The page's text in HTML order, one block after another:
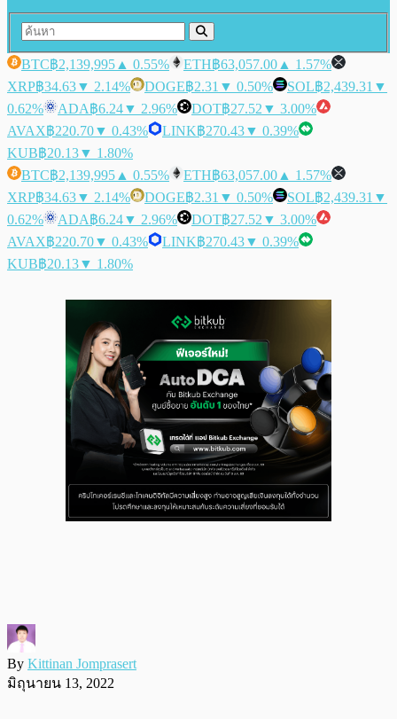
BTC฿2,139,995 ▲ 0.55% ETH฿63,057.00 ▲ 1.57%
XRP฿34.63▼ 2.14% DOGE฿2.31 ▼ 0.50% SOL฿2,439.31 ▼
0.62%
ADA฿6.24▼ 2.96% DOT฿27.52 ▼ 3.00%
AVAX฿220.70▼ 0.43% LINK฿270.43▼ 0.39%
KUB฿20.13▼ 1.80%
BTC฿2,139,995 ▲ 0.55% ETH฿63,057.00 ▲ 1.57%
XRP฿34.63▼ 2.14% DOGE฿2.31 ▼ 0.50% SOL฿2,439.31 ▼
0.62%
ADA฿6.24▼ 2.96% DOT฿27.52 ▼ 3.00%
AVAX฿220.70▼ 0.43% LINK฿270.43▼ 0.39%
KUB฿20.13▼ 1.80%
By Kittinan Jomprasert
มิถุนายน 13, 2022